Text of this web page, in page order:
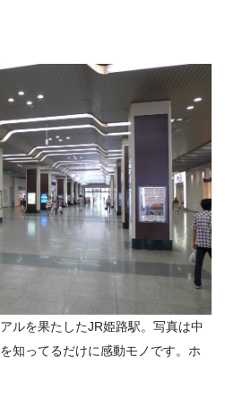
ルを果たしたJR姫路駅。写真は中
知ってるだけに感動モノです。ホ